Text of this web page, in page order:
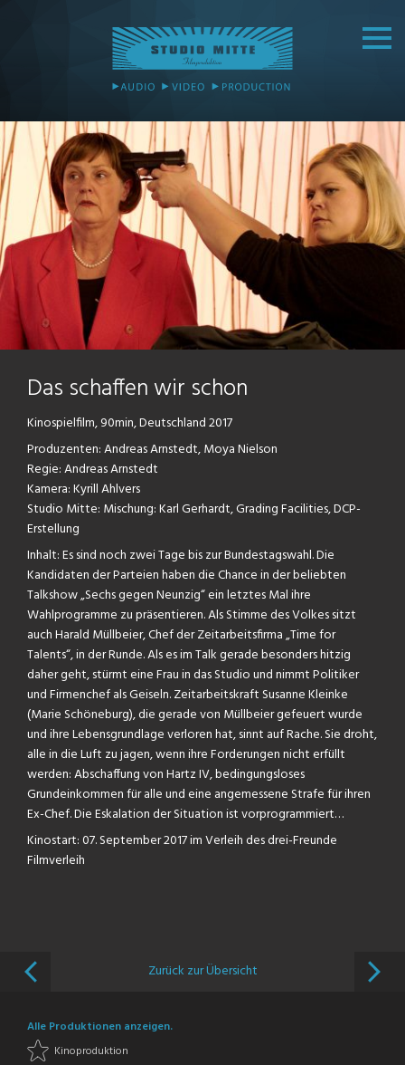
Das schaffen wir schon
Kinospielfilm, 90min, Deutschland 2017
Produzenten:Andreas Arnstedt, Moya Nielson
Regie: Andreas Arnstedt
Kamera:Kyrill Ahlvers
Studio Mitte: Mischung: Karl Gerhardt, Grading Facilities, DCP-
Erstellung
Inhalt:Es sind noch zwei Tage bis zur Bundestagswahl. Die
Kandidaten der Parteien haben die Chance inder beliebten
Talkshow „Sechs gegen Neunzig“ ein letztes Mal ihre
Wahlprogramme zu präsentieren. Als Stimme des Volkes sitzt
auch Harald Müllbeier, Chef der Zeitarbeitsfirma „Time for
Talents“, in der Runde. Als es im Talk gerade besonders hitzig
daher geht, stürmt eine Frau in das Studio und nimmt Politiker
und Firmenchef als Geiseln. Zeitarbeitskraft Susanne Kleinke
(Marie Schöneburg), die gerade von Müllbeier gefeuert wurde
und ihre Lebensgrundlage verloren hat, sinnt auf Rache. Sie droht,
alle in die Luft zu jagen, wenn ihre Forderungen nicht erfüllt
werden: Abschaffung von Hartz IV, bedingungsloses
Grundeinkommen für alle und eine angemessene Strafe für ihren
Ex-Chef. Die Eskalation der Situation ist vorprogrammiert…
Kinostart: 07. September 2017 im Verleih des drei-Freunde
Filmverleih
Zurück zur Übersicht
Alle Produktionen anzeigen.
Kinoproduktion